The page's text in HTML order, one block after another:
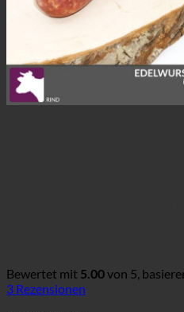
Bewertet mit 5.00von 5,
3 Rezensionen